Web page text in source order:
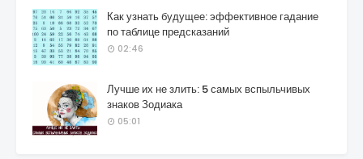
Как узнать будущее: эффективное гадание
по таблице предсказаний
02:46
Лучше их не злить: 5 самых вспыльчивых
знаков Зодиака
05:01